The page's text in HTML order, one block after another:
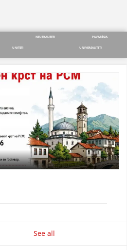
VEPRIMTARI
DORACAKË
STRATEGJI
INFORMATIV
NEUTRALITETI PAVARËSIA
UNITETI UNIVERSALITETI
See all